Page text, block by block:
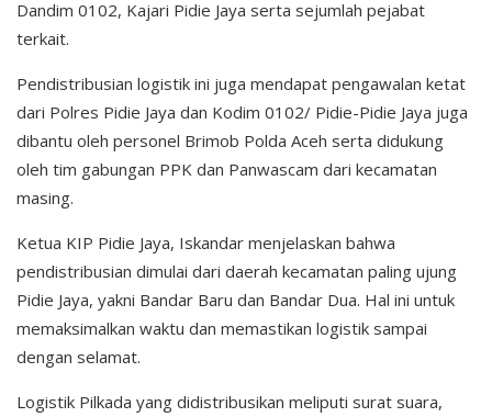
Dandim 0102, Kajari Pidie Jaya serta sejumlah pejabat
terkait.
Pendistribusian logistik ini juga mendapat pengawalan ketat
dari Polres Pidie Jaya dan Kodim 0102/ Pidie-Pidie Jaya juga
dibantu oleh personel Brimob Polda Aceh serta didukung
oleh tim gabungan PPK dan Panwascam dari kecamatan
masing.
Ketua KIP Pidie Jaya, Iskandar menjelaskan bahwa
pendistribusian dimulai dari daerah kecamatan paling ujung
Pidie Jaya, yakni Bandar Baru dan Bandar Dua. Hal ini untuk
memaksimalkan waktu dan memastikan logistik sampai
dengan selamat.
Logistik Pilkada yang didistribusikan meliputi surat suara,